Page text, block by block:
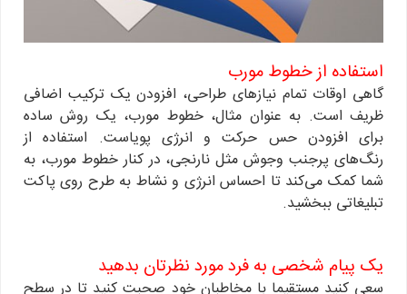
استفاده از خطوط مورب
گاهی اوقات تمام نیازهای طراحی، افزودن یک ترکیب اضافی
ظریف است. به عنوان مثال، خطوط مورب، یک روش ساده
برای افزودن حس حرکت و انرژی پویاست. استفاده از
رنگ‌های پرجنب وجوش مثل نارنجی، در کنار خطوط مورب، به
شما کمک می‌کند تا احساس انرژی و نشاط به طرح روی پاکت
تبلیغاتی ببخشید.
یک پیام شخصی به فرد مورد نظرتان بدهید
سعی کنید مستقیما با مخاطبان خود صحبت کنید تا در سطح